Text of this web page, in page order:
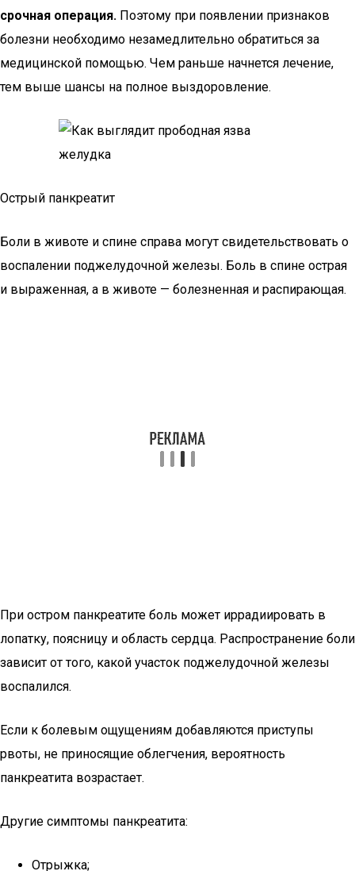
срочная операция. Поэтому при появлении признаков
болезни необходимо незамедлительно обратиться за
медицинской помощью. Чем раньше начнется лечение,
тем выше шансы на полное выздоровление.
Острый панкреатит
Боли в животе и спине справа могут свидетельствовать о
воспалении поджелудочной железы. Боль в спине острая
и выраженная, а в животе — болезненная и распирающая.
При остром панкреатите боль может иррадиировать в
лопатку, поясницу и область сердца. Распространение боли
зависит от того, какой участок поджелудочной железы
воспалился.
Если к болевым ощущениям добавляются приступы
рвоты, не приносящие облегчения, вероятность
панкреатита возрастает.
Другие симптомы панкреатита:
Отрыжка;